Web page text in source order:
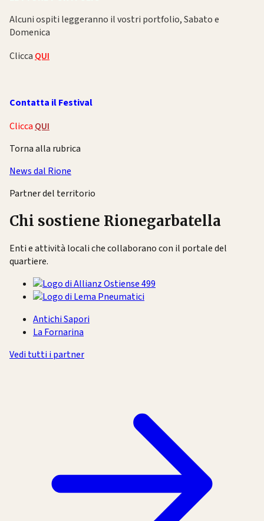
Alcuni ospiti leggeranno il vostri portfolio, Sabato e
Domenica
Clicca QUI
Contatta il Festival
Clicca QUI
Torna alla rubrica
News dal Rione
Partner del territorio
Chi sostiene Rionegarbatella
Enti e attività locali che collaborano con il portale del
quartiere.
Antichi Sapori
La Fornarina
Vedi tutti i partner